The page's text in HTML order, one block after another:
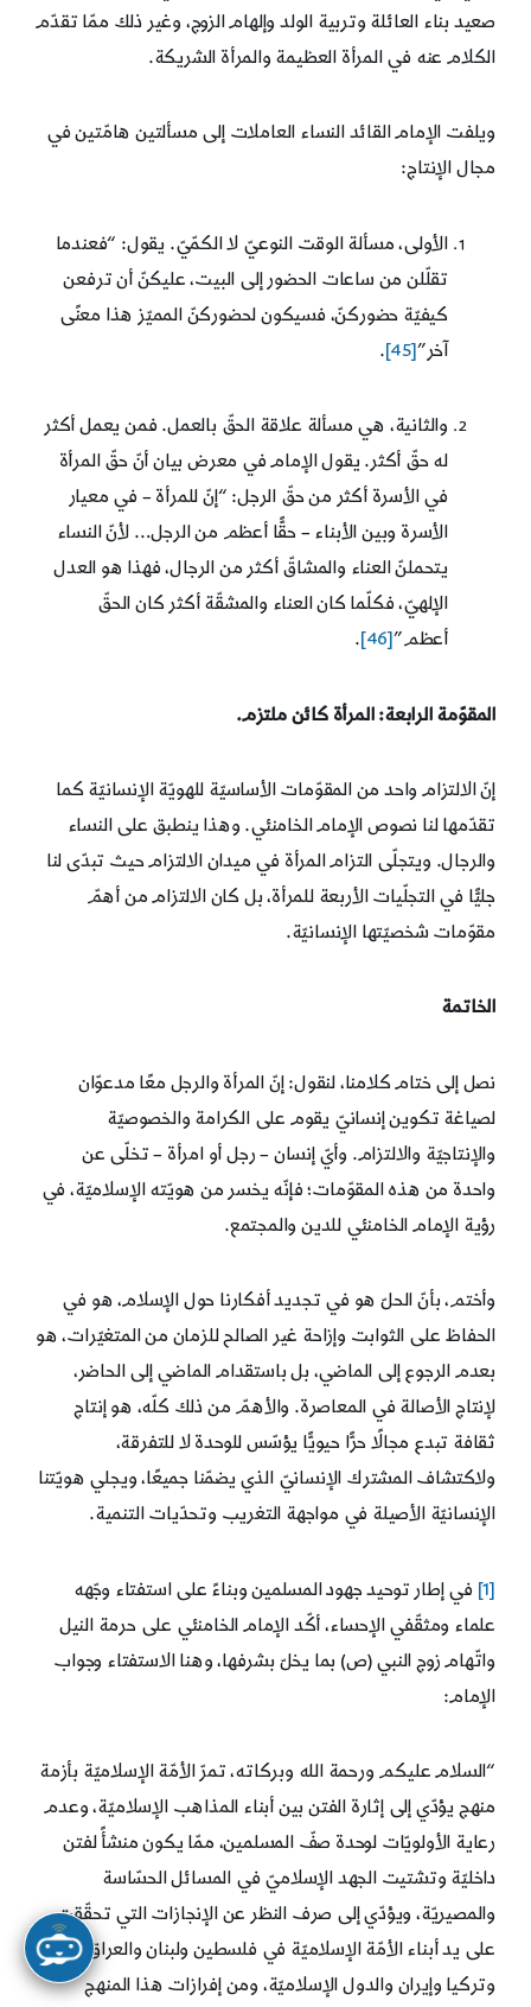
صعيد بناء العائلة وتربية الولد وإلهام الزوج، وغير ذلك ممّا تقدّم
الكلام عنه في المرأة العظيمة والمرأة الشريكة.
ويلفت الإمام القائد النساء العاملات إلى مسألتين هامّتين في
مجال الإنتاج:
الأولى، مسألة الوقت النوعيّ لا الكمّيّ. يقول: “فعندما
تقلّلن من ساعات الحضور إلى البيت، عليكنّ أن ترفعن
كيفيّة حضوركنّ، فسيكون لحضوركنّ المميّز هذا معنًى
آخر”[45]
.
والثانية، هي مسألة علاقة الحقّ بالعمل. فمن يعمل أكثر
له حقّ أكثر. يقول الإمام في معرض بيان أنّ حقّ المرأة
في الأسرة أكثر من حقّ الرجل: “إنّ للمرأة – في معيار
الأسرة وبين الأبناء – حقًّا أعظم من الرجل… لأنّ النساء
يتحملنّ العناء والمشاقّ أكثر من الرجال، فهذا هو العدل
الإلهيّ، فكلّما كان العناء والمشقّة أكثر كان الحقّ
أعظم”[46]
.
المقوّمة الرابعة: المرأة كائن ملتزم.
إنّ الالتزام واحد من المقوّمات الأساسيّة للهويّة الإنسانيّة كما
تقدّمها لنا نصوص الإمام الخامنئي. وهذا ينطبق على النساء
والرجال. ويتجلّى التزام المرأة في ميدان الالتزام حيث تبدّى لنا
جليًّا في التجلّيات الأربعة للمرأة، بل كان الالتزام من أهمّ
مقوّمات شخصيّتها الإنسانيّة.
الخاتمة
نصل إلى ختام كلامنا، لنقول: إنّ المرأة والرجل معًا مدعوّان
لصياغة تكوين إنسانيّ يقوم على الكرامة والخصوصيّة
والإنتاجيّة والالتزام. وأيّ إنسان – رجل أو امرأة – تخلّى عن
واحدة من هذه المقوّمات؛ فإنّه يخسر من هويّته الإسلاميّة، في
رؤية الإمام الخامنئي للدين والمجتمع.
وأختم، بأنّ الحلّ هو في تجديد أفكارنا حول الإسلام، هو في
الحفاظ على الثوابت وإزاحة غير الصالح للزمان من المتغيّرات، هو
بعدم الرجوع إلى الماضي، بل باستقدام الماضي إلى الحاضر،
لإنتاج الأصالة في المعاصرة. والأهمّ من ذلك كلّه، هو إنتاج
ثقافة تبدع مجالًا حرًّا حيويًّا يؤسّس للوحدة لا للتفرقة،
ولاكتشاف المشترك الإنسانيّ الذي يضمّنا جميعًا، ويجلي هويّتنا
الإنسانيّة الأصيلة في مواجهة التغريب وتحدّيات التنمية.
[1]
في إطار توحيد جهود المسلمين وبناءً على استفتاء وجّهه
علماء ومثقّفي الإحساء، أكّد الإمام الخامنئي على حرمة النيل
واتّهام زوج النبي (ص) بما يخلّ بشرفها، وهنا الاستفتاء وجواب
الإمام:
“السلام عليكم ورحمة الله وبركاته، تمرّ الأمّة الإسلاميّة بأزمة
منهج يؤدّي إلى إثارة الفتن بين أبناء المذاهب الإسلاميّة، وعدم
رعاية الأولويّات لوحدة صفّ المسلمين، ممّا يكون منشأً لفتن
داخليّة وتشتيت الجهد الإسلاميّ في المسائل الحسّاسة
والمصيريّة، ويؤدّي إلى صرف النظر عن الإنجازات التي تحقّقت
على يد أبناء الأمّة الإسلاميّة في فلسطين ولبنان والعراق
وتركيا وإيران والدول الإسلاميّة، ومن إفرازات هذا المنهج